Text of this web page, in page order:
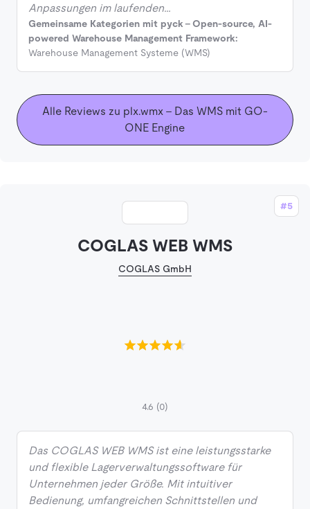
Anpassungen im laufenden…
Gemeinsame Kategorien mit pyck - Open-source, AI-
powered Warehouse Management Framework:
Warehouse Management Systeme (WMS)
Alle Reviews zu plx.wmx – Das WMS mit GO-
ONE Engine
#5
COGLAS WEB WMS
COGLAS GmbH
4.6 (0)
Das COGLAS WEB WMS ist eine leistungsstarke
und flexible Lagerverwaltungssoftware für
Unternehmen jeder Größe. Mit intuitiver
Bedienung, umfangreichen Schnittstellen und